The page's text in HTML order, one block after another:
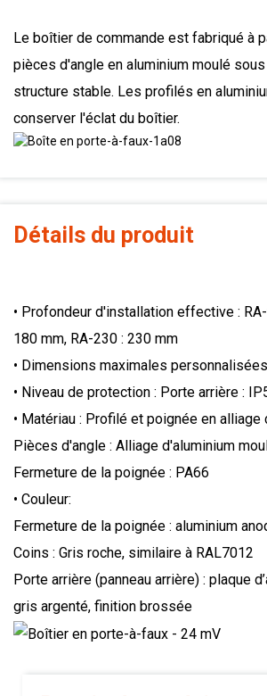
Le boîtier de commande est fabriqué à
pièces d'angle en aluminium moulé
structure stable. Les profilés en
conserver l'éclat du boîtier.
Détails du produit
• Profondeur d'installation effective :
180 mm, RA-230 : 230 mm
• Dimensions maximales
• Niveau de protection : Porte arrière :
• Matériau : Profilé et poignée en alliage
Pièces d'angle : Alliage d'aluminium
Fermeture de la poignée : PA66
• Couleur:
Fermeture de la poignée : aluminium
Coins : Gris roche, similaire à RAL7012
Porte arrière (panneau arrière) : plaque
gris argenté, finition brossée